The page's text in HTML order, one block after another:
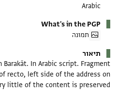
Arabic
What's in the PGP
תמונה
תיאור
In Arabic script. Fragment
recto, left side of the address on
little of the content is preserved.